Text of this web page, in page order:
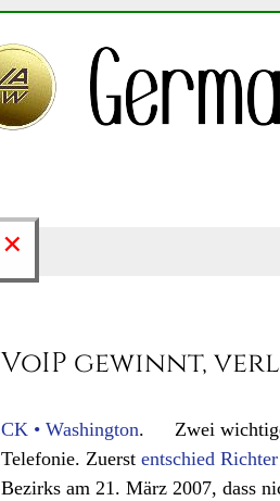
×
VoIP gewinnt,
CK • Washington. Zwei wichtige
Telefonie. Zuerst entschied
Bezirks am 21. März 2007, dass
×